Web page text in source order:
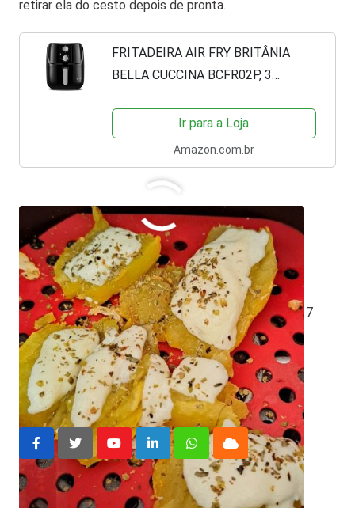
retirar ela do cesto depois de pronta.
FRITADEIRA AIR FRY BRITÂNIA
BELLA CUCCINA BCFR02P, 3
Ir para a Loja
Amazon.com.br
O que você achou disso?
Clique nas estrelas
Média da classificação5/ 5. Número de votos:7
batata doce batata doce na airfryer
YoutubeLinkedInWhatsappCloud